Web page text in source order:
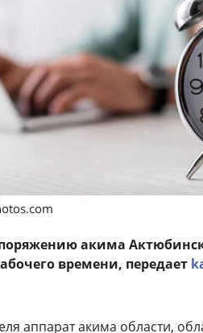
акима
времени, передает
аппарат акима области,